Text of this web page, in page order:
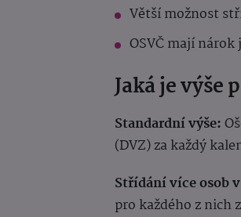
Větší možnost
OSVČ mají
Jaká je výše
Standardní výše:
(DVZ) za každý
Střídání více osob
pro každého z nich